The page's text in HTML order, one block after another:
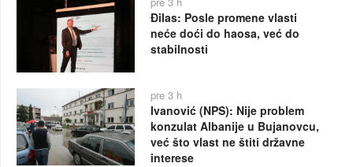
Đilas: Posle promene vlasti
neće doći do haosa, već do
stabilnosti
pre 3 h
Ivanović (NPS): Nije problem
konzulat Albanije u Bujanovcu,
već što vlast ne štiti državne
interese